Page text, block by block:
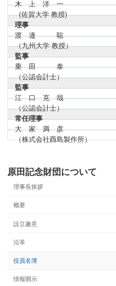
木 上 洋 一
(佐賀大学 教授)
理事
渡 邉 聡
（九州大学 教授）
監事
乗 田 泰
（公認会計士）
監事
江 口 克 哉
（公認会計士）
常任理事
大 家 満 彦
（株式会社酉島製作所）
原田記念財団について
理事長挨拶
概要
設立趣意
沿革
役員名簿
情報開示